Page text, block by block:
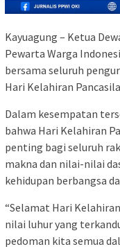
Kayuagung – Ketua
Pewarta Warga
bersama seluruh
Hari Kelahiran
Dalam kesempatan
bahwa Hari Kelahiran
penting bagi seluruh
makna dan nilai-nilai
kehidupan berbangsa
“Selamat Hari
nilai luhur yang
pedoman kita semua